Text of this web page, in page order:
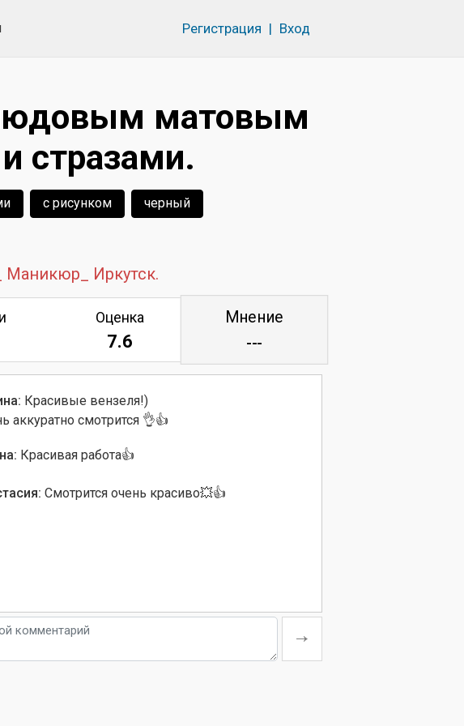
Регистрация | Вход
матовым
стразами.
с рисунком черный
Маникюр_ Иркутск.
Оценка
7.6
Мнение
---
Красивые вензеля!)
аккуратно смотрится 👌👍
Красивая работа👍
Смотрится очень красиво💥👍